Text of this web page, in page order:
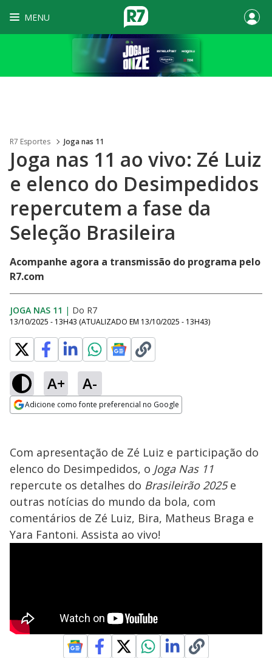
MENU
R7 Esportes Joga nas 11
Joga nas 11 ao vivo: Zé Luiz
e elenco do Desimpedidos
repercutem a fase da
Seleção Brasileira
Acompanhe agora a transmissão do programa pelo
R7.com
JOGA NAS 11 | Do R7
13/10/2025 - 13H43 (ATUALIZADO EM 13/10/2025 - 13H43)
A+ A-
Adicione como fonte preferencial no Google
Com apresentação de Zé Luiz e participação do
elenco do Desimpedidos, o Joga Nas 11
repercute os detalhes do Brasileirão 2025e
outras notícias do mundo da bola, com
comentários de Zé Luiz, Bira, Matheus Braga e
Yara Fantoni. Assista ao vivo!